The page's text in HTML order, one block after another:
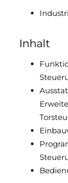
Inhalt